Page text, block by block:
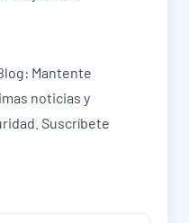
Mantente
noticias y
Suscríbete